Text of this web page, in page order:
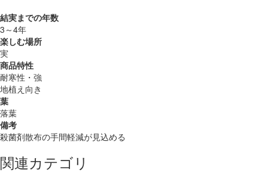
結実までの年数
3～4年
楽しむ場所
実
商品特性
耐寒性・強
地植え向き
葉
落葉
備考
殺菌剤散布の手間軽減が見込める
関連カテゴリ